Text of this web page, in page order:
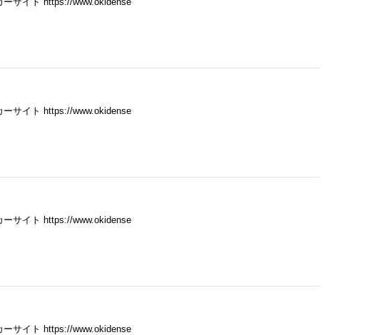
サイト https://www.okidense
サイト https://www.okidense
サイト https://www.okidense